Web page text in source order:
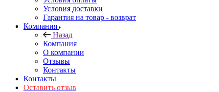
Условия доставки
Гарантия на товар - возврат
Компания
Назад
Компания
О компании
Отзывы
Контакты
Контакты
Оставить отзыв